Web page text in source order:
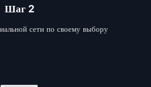
Шаг 2
сети по своему выбору